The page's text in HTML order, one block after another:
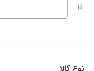
تا